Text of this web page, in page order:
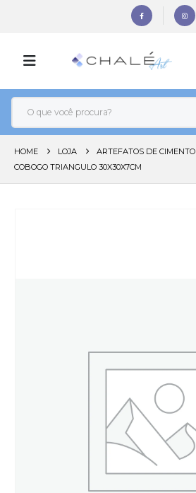
HOME LOJA
ARTEFATOS DE CIMENTO
COBOGO TRIANGULO 30X30X7CM